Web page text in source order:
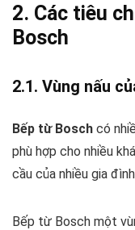
2. Các tiêu
Bosch
2.1. Vùng nấu
Bếp từ Bosch có
phù hợp cho nhiều
cầu của nhiều gia
Bếp từ Bosch một